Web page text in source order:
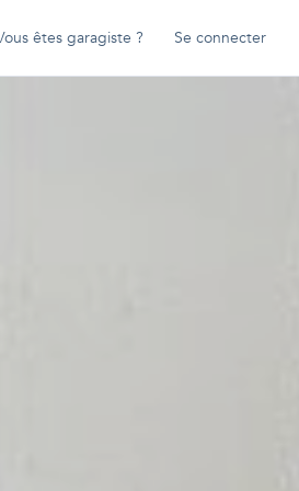
êtes garagiste ? Se connecter